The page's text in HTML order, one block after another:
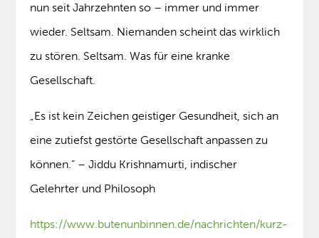
nun seit Jahrzehnten so – immer und immer
wieder. Seltsam. Niemanden scheint das wirklich
zu stören. Seltsam. Was für eine kranke
Gesellschaft.
„Es ist kein Zeichen geistiger Gesundheit, sich an
eine zutiefst gestörte Gesellschaft anpassen zu
können.“ – Jiddu Krishnamurti, indischer
Gelehrter und Philosoph
https://www.butenunbinnen.de/nachrichten/kurz-